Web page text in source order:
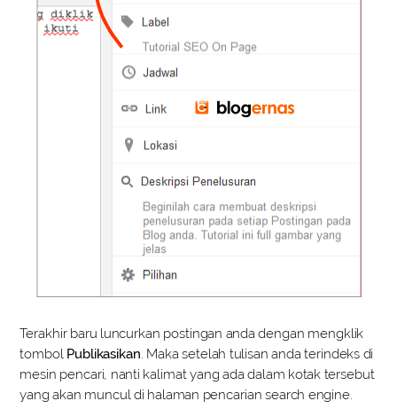
Terakhir baru luncurkan postingan anda dengan mengklik
tombol Publikasikan. Maka setelah tulisan anda terindeks di
mesin pencari, nanti kalimat yang ada dalam kotak tersebut
yang akan muncul di halaman pencarian search engine.